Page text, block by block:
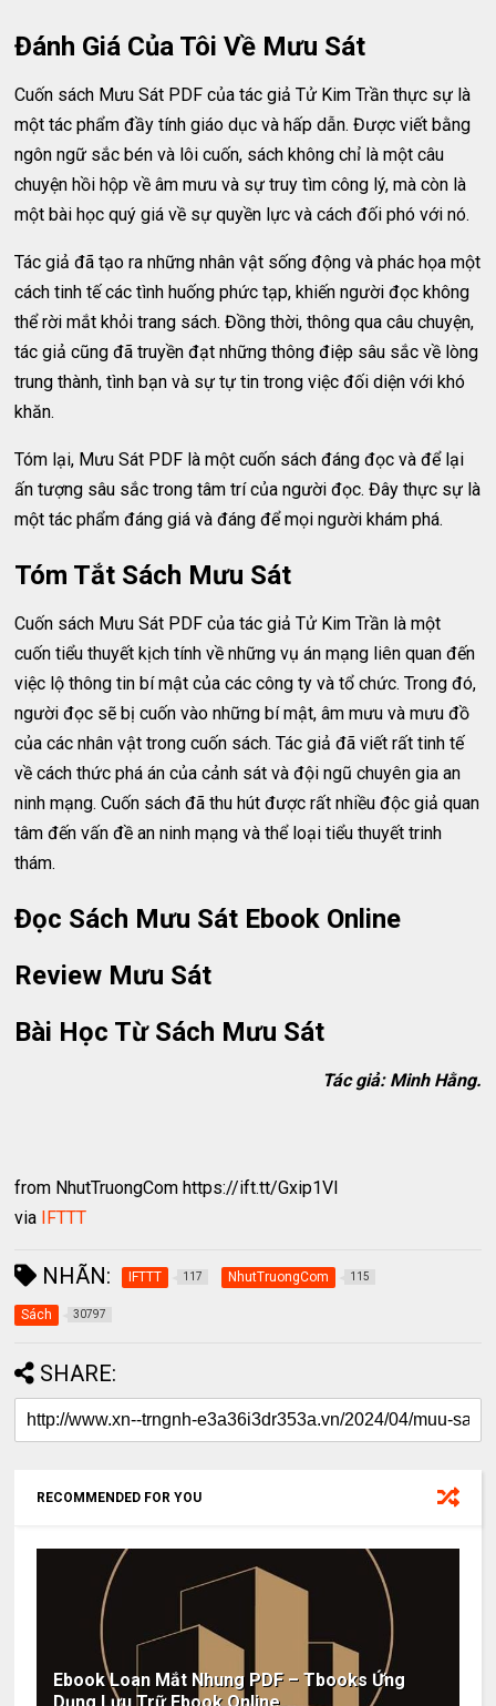
Đánh Giá Của Tôi Về Mưu Sát
Cuốn sách Mưu Sát PDF của tác giả Tử Kim Trần thực sự là
một tác phẩm đầy tính giáo dục và hấp dẫn. Được viết bằng
ngôn ngữ sắc bén và lôi cuốn, sách không chỉ là một câu
chuyện hồi hộp về âm mưu và sự truy tìm công lý, mà còn là
một bài học quý giá về sự quyền lực và cách đối phó với nó.
Tác giả đã tạo ra những nhân vật sống động và phác họa một
cách tinh tế các tình huống phức tạp, khiến người đọc không
thể rời mắt khỏi trang sách. Đồng thời, thông qua câu chuyện,
tác giả cũng đã truyền đạt những thông điệp sâu sắc về lòng
trung thành, tình bạn và sự tự tin trong việc đối diện với khó
khăn.
Tóm lại, Mưu Sát PDF là một cuốn sách đáng đọc và để lại
ấn tượng sâu sắc trong tâm trí của người đọc. Đây thực sự là
một tác phẩm đáng giá và đáng để mọi người khám phá.
Tóm Tắt Sách Mưu Sát
Cuốn sách Mưu Sát PDF của tác giả Tử Kim Trần là một
cuốn tiểu thuyết kịch tính về những vụ án mạng liên quan đến
việc lộ thông tin bí mật của các công ty và tổ chức. Trong đó,
người đọc sẽ bị cuốn vào những bí mật, âm mưu và mưu đồ
của các nhân vật trong cuốn sách. Tác giả đã viết rất tinh tế
về cách thức phá án của cảnh sát và đội ngũ chuyên gia an
ninh mạng. Cuốn sách đã thu hút được rất nhiều độc giả quan
tâm đến vấn đề an ninh mạng và thể loại tiểu thuyết trinh
thám.
Đọc Sách Mưu Sát Ebook Online
Review Mưu Sát
Bài Học Từ Sách Mưu Sát
Tác giả: Minh Hằng.
from NhutTruongCom https://ift.tt/Gxip1Vl
via IFTTT
NHÃN: IFTTT 117 NhutTruongCom 115
Sách 30797
SHARE:
RECOMMENDED FOR YOU
Ebook Loan Mắt Nhung PDF – Tbooks Ứng